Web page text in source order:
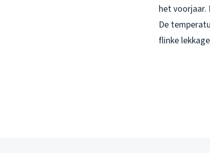
het voorjaar.
De
flinke